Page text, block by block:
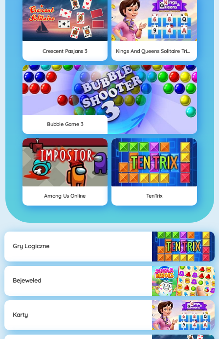
Crescent Pasjans 3 Kings And Queens Solitaire Tripeaks
Bubble Game 3
Among Us Online TenTrix
Gry Logiczne
Bejeweled
Karty